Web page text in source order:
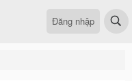
Đăng nhập